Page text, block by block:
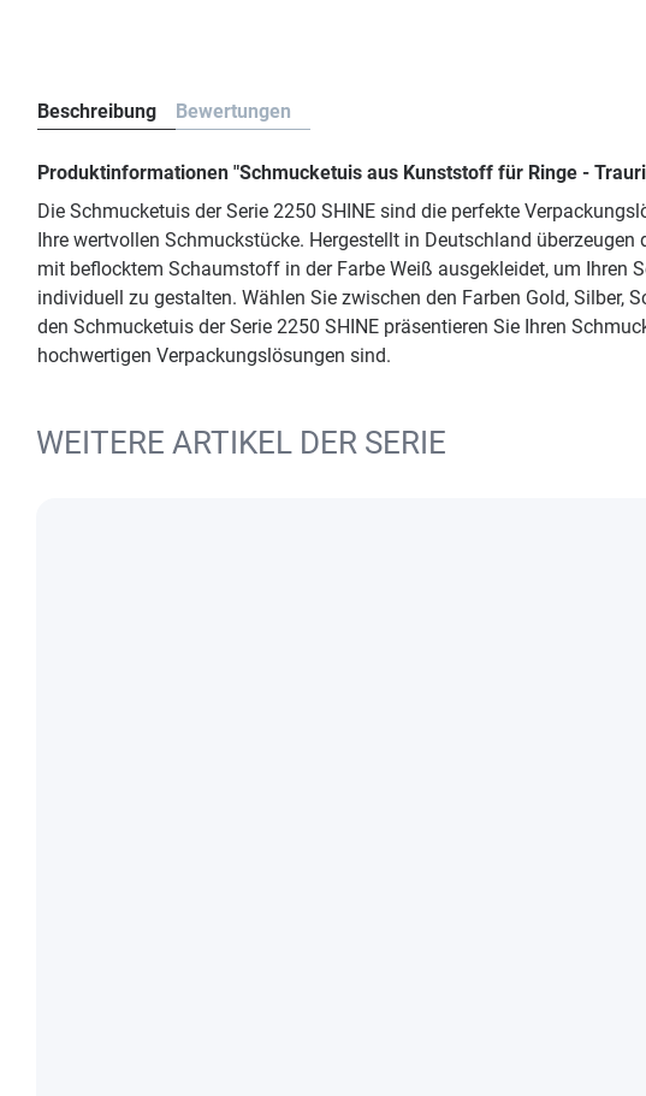
Beschreibung Bewertungen
Produktinformationen "Schmucketuis aus Kunststoff für Ringe -
Die Schmucketuis der Serie 2250 SHINE sind die perfekte
Ihre wertvollen Schmuckstücke. Hergestellt in Deutschland
mit beflocktem Schaumstoff in der Farbe Weiß ausgekleidet, um
individuell zu gestalten. Wählen Sie zwischen den Farben Gold,
den Schmucketuis der Serie 2250 SHINE präsentieren Sie Ihren
hochwertigen Verpackungslösungen sind.
WEITERE ARTIKEL DER SERIE